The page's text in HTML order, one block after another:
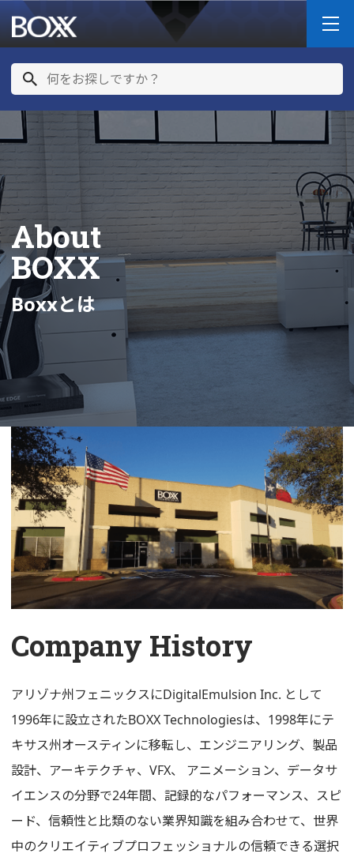
About
BOXX
Boxxとは
Company History
アリゾナ州フェニックスにDigitalEmulsion Inc. として
1996年に設立されたBOXX Technologiesは、1998年にテ
キサス州オースティンに移転し、エンジニアリング、製品
設計、アーキテクチャ、VFX、 アニメーション、データサ
イエンスの分野で24年間、記録的なパフォーマンス、スピ
ード、信頼性と比類のない業界知識を組み合わせて、世界
中のクリエイティブプロフェッショナルの信頼できる選択